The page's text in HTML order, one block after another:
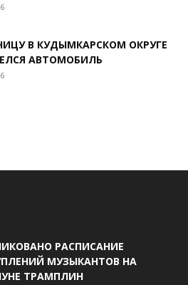
В КУДЫМКАРСКОМ ОКРУГЕ
АВТОМОБИЛЬ
РАСПИСАНИЕ
МУЗЫКАНТОВ НА
ТРАМПЛИН